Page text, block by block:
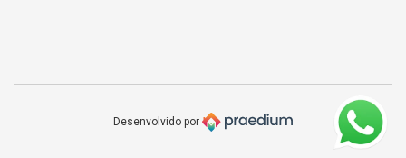
Desenvolvido por